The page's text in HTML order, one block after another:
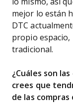
lo mismo, así
mejor lo están
DTC
propio espacio,
tradicional.
¿Cuáles son
crees que
de las compras